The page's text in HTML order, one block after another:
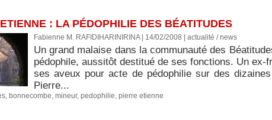
: LA PÉDOPHILIE DES BÉATITUDES
Fabienne M. RAFIDIHARINIRINA | 14/02/2008 actualité / news
Un grand malaise dans la communauté des
pédophile, aussitôt destitué de ses fonctions. Un
ses aveux pour acte de pédophilie sur des
Pierre...
, bonnecombe, mineur, pedophilie, pierre etienne